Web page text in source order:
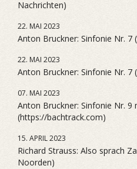
Nachrichten)
22. MAI 2023
Anton Bruckner: Sinfonie Nr. 7
22. MAI 2023
Anton Bruckner: Sinfonie Nr. 7
07. MAI 2023
Anton Bruckner: Sinfonie Nr. 9
(https://bachtrack.com)
15. APRIL 2023
Richard Strauss: Also sprach
Noorden)